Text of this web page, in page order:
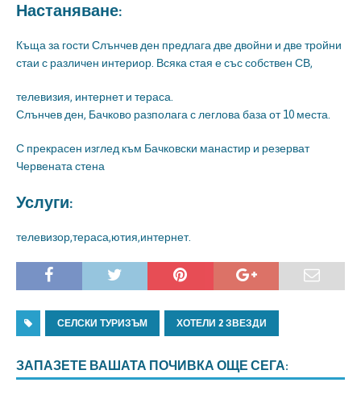
Настаняване:
Къща за гости Слънчев ден предлага две двойни и две тройни
стаи с различен интериор. Всяка стая е със собствен СВ,
телевизия, интернет и тераса.
Слънчев ден, Бачково разполага с леглова база от 10 места.
С прекрасен изглед към Бачковски манастир и резерват
Червената стена
Услуги:
телевизор,тераса,ютия,интернет.
СЕЛСКИ ТУРИЗЪМ ХОТЕЛИ 2 ЗВЕЗДИ
ЗАПАЗЕТЕ ВАШАТА ПОЧИВКА ОЩЕ СЕГА: